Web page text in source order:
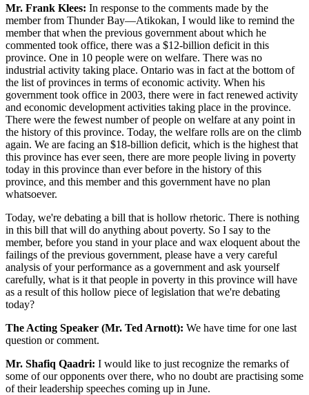
Mr. Frank Klees: In response to the comments made by the
member from Thunder Bay—Atikokan, I would like to remind the
member that when the previous government about which he
commented took office, there was a $12-billion deficit in this
province. One in 10 people were on welfare. There was no
industrial activity taking place. Ontario was in fact at the bottom of
the list of provinces in terms of economic activity. When his
government took office in 2003, there were in fact renewed activity
and economic development activities taking place in the province.
There were the fewest number of people on welfare at any point in
the history of this province. Today, the welfare rolls are on the climb
again. We are facing an $18-billion deficit, which is the highest that
this province has ever seen, there are more people living in poverty
today in this province than ever before in the history of this
province, and this member and this government have no plan
whatsoever.
Today, we're debating a bill that is hollow rhetoric. There is nothing
in this bill that will do anything about poverty. So I say to the
member, before you stand in your place and wax eloquent about the
failings of the previous government, please have a very careful
analysis of your performance as a government and ask yourself
carefully, what is it that people in poverty in this province will have
as a result of this hollow piece of legislation that we're debating
today?
The Acting Speaker (Mr. Ted Arnott): We have time for one last
question or comment.
Mr. Shafiq Qaadri: I would like to just recognize the remarks of
some of our opponents over there, who no doubt are practising some
of their leadership speeches coming up in June.